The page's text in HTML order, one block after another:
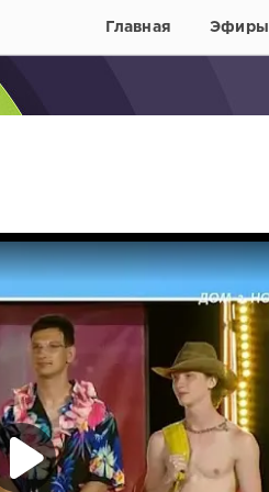
Главная Эфиры